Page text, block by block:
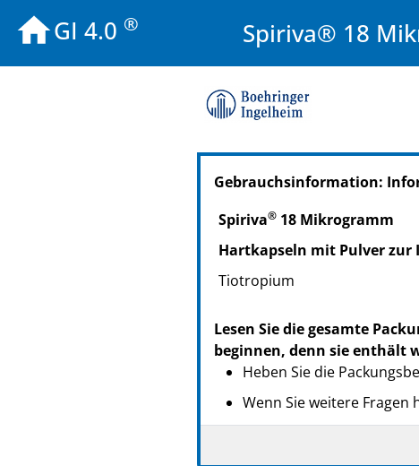
GI 4.0 ® Spiriva® 18
PZN: 02286532
PPN: 110228653250
PZN: 02286549
PPN: 110228654940
NTIN: 04150022865494
PZN: 03649221
NTIN: 04150036492211
PZN: 15817190
PPN: 111581719066
NTIN: 04150158171902
Gebrauchsinformation:
Spiriva® 18 Mi­kro­gramm
Hartkapseln mit Pul­ver zur
Tio­tro­pi­um
Lesen Sie die gesamte
beginnen, denn sie enthält
Heben Sie die
Wenn Sie weitere Fragen
anderen Menschen